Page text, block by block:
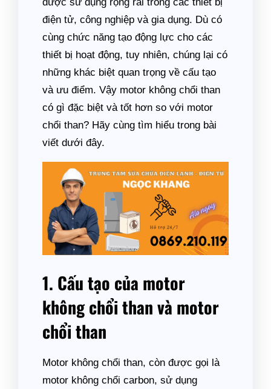
điện tử, công nghiệp và gia dụng. Dù có
cùng chức năng tạo động lực cho các
thiết bị hoạt động, tuy nhiên, chúng lại có
những khác biệt quan trọng về cấu tạo
và ưu điểm. Vậy motor không chổi than
có gì đặc biệt và tốt hơn so với motor
chổi than? Hãy cùng tìm hiểu trong bài
viết dưới đây.
1. Cấu tạo của motor
không chổi than và motor
chổi than
Motor không chổi than, còn được gọi là
motor không chổi carbon, sử dụng